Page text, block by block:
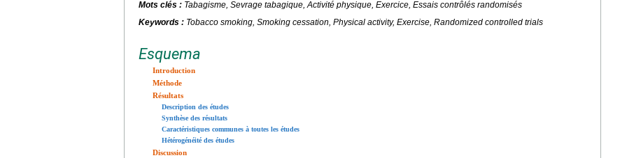
Mots clés : Tabagisme, Sevrage tabagique, Activité physique, Exercice, Essais contrôlés randomisés
Keywords : Tobacco smoking, Smoking cessation, Physical activity, Exercise, Randomized controlled trials
Esquema
Introduction
Méthode
Résultats
Description des études
Synthèse des résultats
Caractéristiques communes à toutes les études
Hétérogénéité des études
Discussion